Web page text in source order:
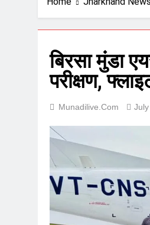
बिरसा मुंडा
परीक्षण,
Munadilive.com